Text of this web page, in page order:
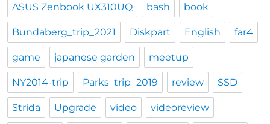
ASUS Zenbook UX310UQ bash book
Bundaberg_trip_2021 Diskpart English far4
game japanese garden meetup
NY2014-trip Parks_trip_2019 review SSD
Strida Upgrade video videoreview